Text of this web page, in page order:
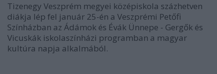
Tizenegy Veszprém megyei középiskola százhetven
diákja lép fel január 25-én a Veszprémi Petőfi
Színházban az Ádámok és Évák Ünnepe - Gergők és
Vicuskák iskolaszínházi programban a magyar
kultúra napja alkalmából.